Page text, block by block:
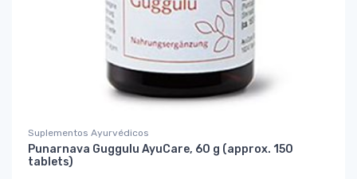
Suplementos Ayurvédicos
Punarnava Guggulu AyuCare, 60 g (approx. 150
tablets)